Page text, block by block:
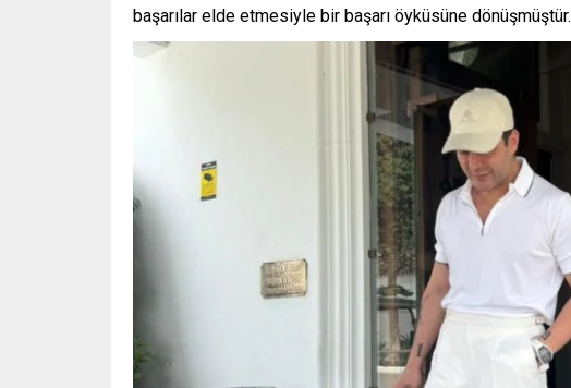
başarılar elde etmesiyle bir başarı öyküsüne dönüşmüştür.